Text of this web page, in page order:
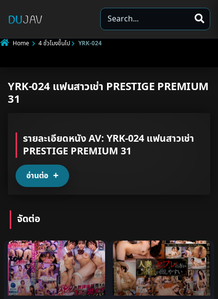
e
a
Home 4 ชั่วโมงขึ้นไป YRK-024
Underage
Other
YRK-024 แฟนสาวเช่า PRESTIGE PREMIUM
31
รายละเอียดหนัง AV: YRK-024 แฟนสาวเช่า
PRESTIGE PREMIUM 31
อ่านต่อ
จัดต่อ